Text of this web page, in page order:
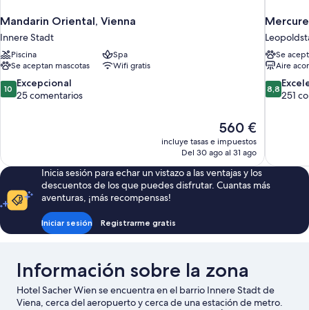
Mandarin Oriental, Vienna
Innere Stadt
Piscina
Spa
Se aceptan mascotas
Wifi gratis
10.0
sobre
10 Excepcional
25 comentarios
El
precio
actual
de
560 €
560 €
incluye tasas e impuestos
Del 30 ago al 31 ago
Se
Aire
8.8
sobre
8,8
251
Inicia sesión para echar un vistazo a las ventajas y los
descuentos de los que puedes disfrutar. Cuantas más
aventuras, ¡más recompensas!
Iniciar sesión Registrarme gratis
Información sobre la zona
Hotel Sacher Wien se encuentra en el barrio Innere Stadt de
Viena, cerca del aeropuerto y cerca de una estación de metro.